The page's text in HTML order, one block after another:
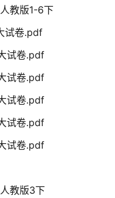
教版1-6下
试卷.pdf
试卷.pdf
试卷.pdf
试卷.pdf
试卷.pdf
试卷.pdf
教版3下